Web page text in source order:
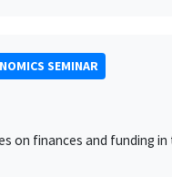
SEMINAR
on finances and funding